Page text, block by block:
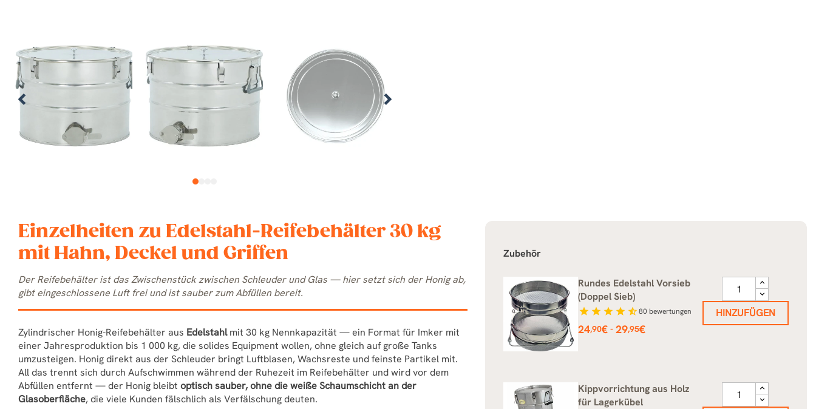
1
Einzelheiten zu Edelstahl-Reifebehälter 30 kg
mit Hahn, Deckel und Griffen
Der Reifebehälter ist das Zwischenstück zwischen Schleuder und Glas — hier setzt sich der Honig ab,
gibt eingeschlossene Luft frei und ist sauber zum Abfüllen bereit.
Zylindrischer Honig-Reifebehälter aus Edelstahlmit 30 kg Nennkapazität — ein Format für Imker mit
einer Jahresproduktion bis 1 000 kg, die solides Equipment wollen, ohne gleich auf große Tanks
umzusteigen. Honig direkt aus der Schleuder bringt Luftblasen, Wachsreste und feinste Partikel mit.
All das trennt sich durch Aufschwimmen während der Ruhezeit im Reifebehälter und wird vor dem
Abfüllen entfernt — der Honig bleibt optisch sauber, ohne die weiße Schaumschicht an der
Glasoberfläche, die viele Kunden fälschlich als Verfälschung deuten.
Zubehör
Rundes Edelstahl Vorsieb
(Doppel Sieb)
star star star star star_half80 bewertungen
Preis
24,90€ - 29,95€
HINZUFÜGEN
Kippvorrichtung aus Holz
für Lagerkübel